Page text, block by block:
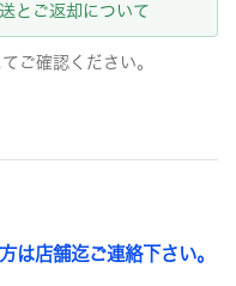
とご返却について
ご確認ください。
は店舗迄ご連絡下さい。